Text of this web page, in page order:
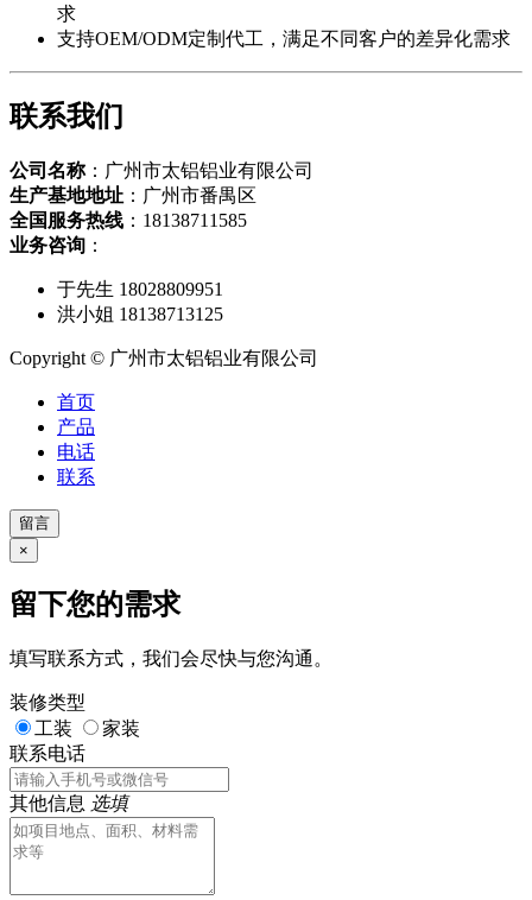
求
支持OEM/ODM定制代工，满足不同客户的差异化需求
联系我们
公司名称：广州市太铝铝业有限公司
生产基地地址 ：广州市番禺区
全国服务热线 ：18138711585
业务咨询 ：
于先生 18028809951
洪小姐 18138713125
Copyright © 广州市太铝铝业有限公司
首页
产品
电话
联系
留言
×
留下您的需求
填写联系方式，我们会尽快与您沟通。
装修类型
工装
家装
联系电话
其他信息 选填